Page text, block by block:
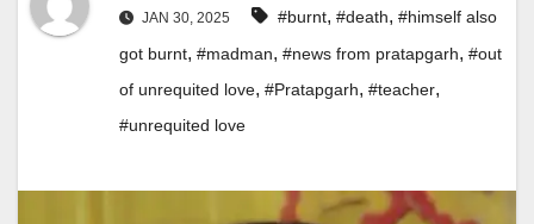
JAN 30, 2025 #burnt, #death, #himself also
got burnt, #madman, #news from pratapgarh, #out
of unrequited love, #Pratapgarh, #teacher,
#unrequited love